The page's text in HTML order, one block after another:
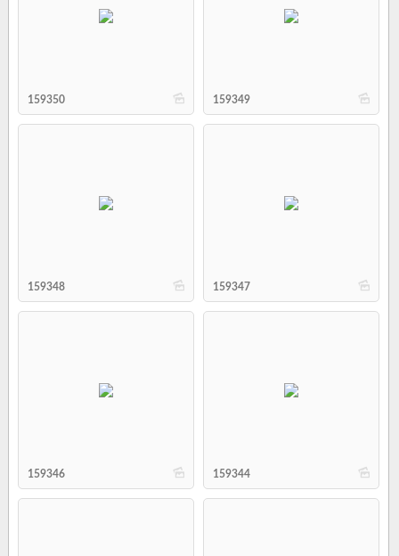
b
159350 b
159349
b
159348 b
159347
b
159346 b
159344